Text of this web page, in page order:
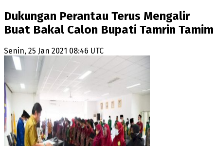
Dukungan Perantau Terus Mengalir
Buat Bakal Calon Bupati Tamrin Tamim
Senin, 25 Jan 2021 08:46 UTC